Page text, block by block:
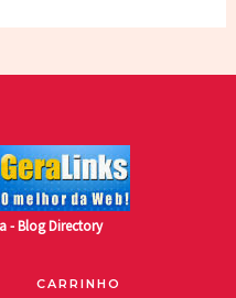
- Blog Directory
CARRINHO